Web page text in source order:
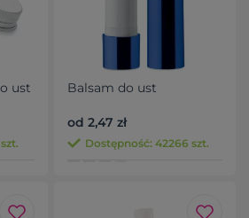
ust
Balsam do ust
od 2,47 zł
Dostępność: 42266 szt.